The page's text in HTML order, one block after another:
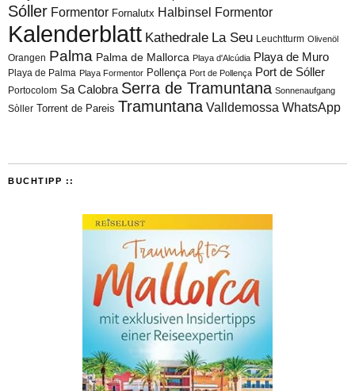
Sóller Formentor Fornalutx Halbinsel Formentor
Kalenderblatt Kathedrale La Seu Leuchtturm Olivenöl
Orangen Palma Palma de Mallorca Playa d'Alcúdia Playa de Muro
Playa de Palma Playa Formentor Pollença Port de Pollença Port de Sóller
Portocolom Sa Calobra Serra de Tramuntana Sonnenaufgang
Sòller Torrent de Pareis Tramuntana Valldemossa WhatsApp
BUCHTIPP ::